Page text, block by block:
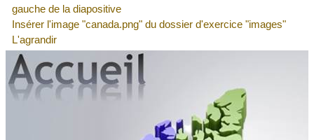
gauche de la diapositive
Insérer l'image "canada.png" du dossier d'exercice "images"
L'agrandir